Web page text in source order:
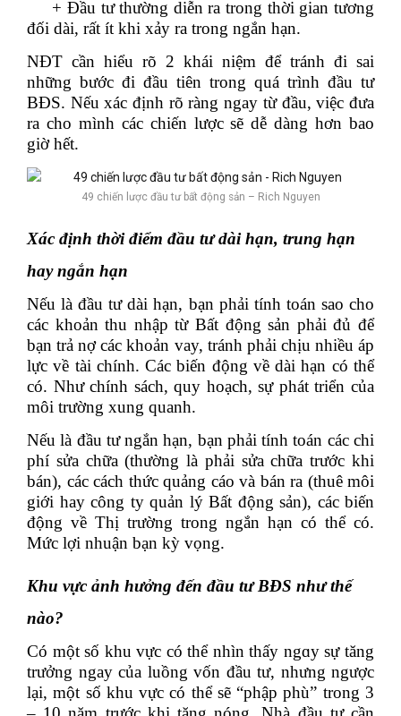
+ Đầu tư thường diễn ra trong thời gian tương
đối dài, rất ít khi xảy ra trong ngắn hạn.
NĐT cần hiểu rõ 2 khái niệm để tránh đi sai
những bước đi đầu tiên trong quá trình đầu tư
BĐS. Nếu xác định rõ ràng ngay từ đầu, việc đưa
ra cho mình các chiến lược sẽ dễ dàng hơn bao
giờ hết.
49 chiến lược đầu tư bất động sản – Rich Nguyen
Xác định thời điểm đầu tư dài hạn, trung hạn
hay ngắn hạn
Nếu là đầu tư dài hạn, bạn phải tính toán sao cho
các khoản thu nhập từ Bất động sản phải đủ để
bạn trả nợ các khoản vay, tránh phải chịu nhiều áp
lực về tài chính. Các biến động về dài hạn có thể
có. Như chính sách, quy hoạch, sự phát triển của
môi trường xung quanh.
Nếu là đầu tư ngắn hạn, bạn phải tính toán các chi
phí sửa chữa (thường là phải sửa chữa trước khi
bán), các cách thức quảng cáo và bán ra (thuê môi
giới hay công ty quản lý Bất động sản), các biến
động về Thị trường trong ngắn hạn có thể có.
Mức lợi nhuận bạn kỳ vọng.
Khu vực ảnh hưởng đến đầu tư BĐS như thế
nào?
Ϲó một số khu vực có thể nhìn thấy ngɑy sự tăng
trưởng ngay của luồng vốn đầu tư, nhưng ngược
lại, một số khu vực có thể sẽ “phập phù” trong 3